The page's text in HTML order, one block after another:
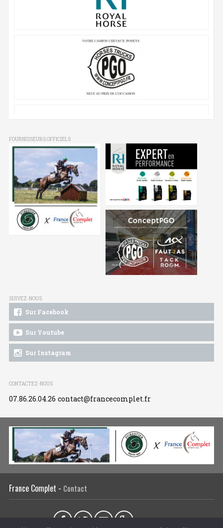
FOURNISSEURS OFFICIELS
SUIVEZ-NOUS
Sur Facebook
Sur Youtube
Sur Instagram
CONTACTEZ-NOUS
07.86.26.04.26 contact@francecomplet.fr
France Complet - Contact